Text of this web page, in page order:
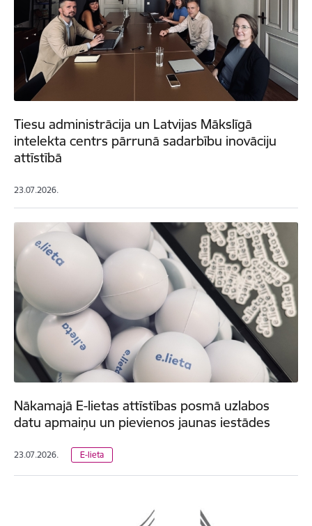
Tiesu administrācija un Latvijas Mākslīgā
intelekta centrs pārrunā sadarbību inovāciju
attīstībā
23.07.2026.
Nākamajā E-lietas attīstības posmā uzlabos
datu apmaiņu un pievienos jaunas iestādes
23.07.2026. E-lieta